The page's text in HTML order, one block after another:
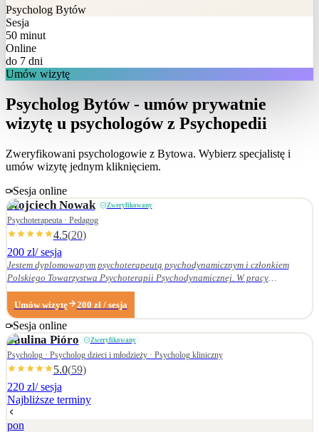
Psycholog Bytów
Sesja
50 minut
Online
do 7 dni
Umów wizytę
Psycholog Bytów - umów prywatnie
wizytę u psychologów z Psychopedii
Zweryfikowani psychologowie z Bytowa. Wybierz specjalistę i
umów wizytę jednym kliknięciem.
Sesja online
Wojciech Nowak Zweryfikowany
Psychoterapeuta · Pedagog
4.5(20)
200 zl/ sesja
Jestem dyplomowanym psychoterapeutą psychodynamicznym i członkiem
Polskiego Towarzystwa Psychoterapii Psychodynamicznej. W pracy
terapeutycznej wnikliwie słucham pacjenta i podążam za jego narracją. Moje
zainteresowania zawodowe obejmują przede wszystkim: • psychoterapię
zaburzeń osobowości, • zaburzenia nerwicowe i lękowe, • problematykę relacji
małżeńskich i rodzinnych. Nie zajmuję się terapią uzależnień. Ukończyłem
Wydział Nauk Pedagogicznych Dolnośląskiej Szkoły Wyższej we Wrocławiu —
w 2007 r. studia licencjackie (pedagogika rodzinna), a w 2009 r. magisterskie
(resocjalizacja). W 2016 r. ukończyłem czteroletnie szkolenie z psychoterapii
psychodynamicznej w Krakowskim Centrum Psychodynamicznym, a w styczniu
2020 r. uzyskałem dyplom psychoterapeuty psychodynamicznego. Od
ukończenia szkoły psychoterapii regularnie uczestniczę w konferencjach
Umów wizytę 200 zł / sesja
Sesja online
Paulina Pióro Zweryfikowany
Psycholog · Psycholog dzieci i młodzieży · Psycholog kliniczny
5.0(59)
220 zl/ sesja
Najbliższe terminy
pon